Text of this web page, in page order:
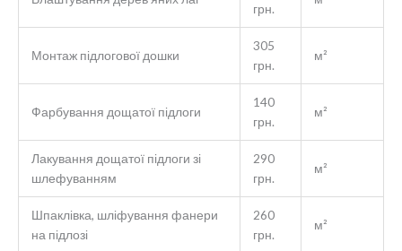
грн.
Монтаж підлогової дошки
305
грн.
м²
Фарбування дощатої підлоги
140
грн.
м²
Лакування дощатої підлоги зі
шлефуванням
290
грн.
м²
Шпаклівка, шліфування фанери
на підлозі
260
грн.
м²